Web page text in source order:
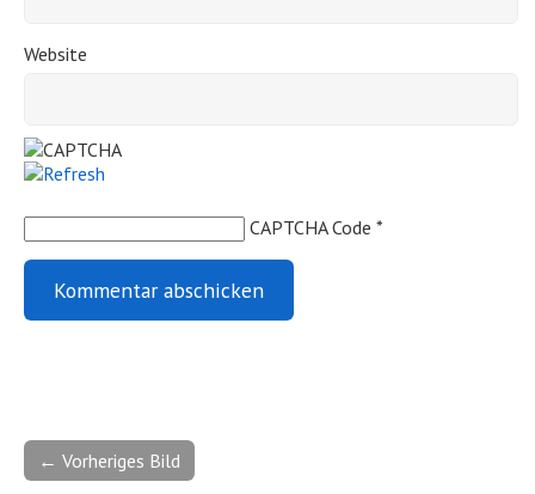
Website
CAPTCHA Code *
← Vorheriges Bild